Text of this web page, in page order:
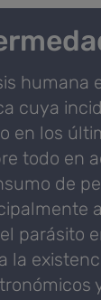
humana
cuya
en los
todo en
de
parásito
la